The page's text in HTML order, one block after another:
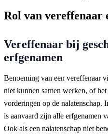
Rol van vereffenaar
Vereffenaar bij
erfgenamen
Benoeming van een vereffenaar
niet kunnen samen werken, of
vorderingen op de nalatenschap.
is aanvaard zijn alle erfgenamen
Ook als een nalatenschap niet